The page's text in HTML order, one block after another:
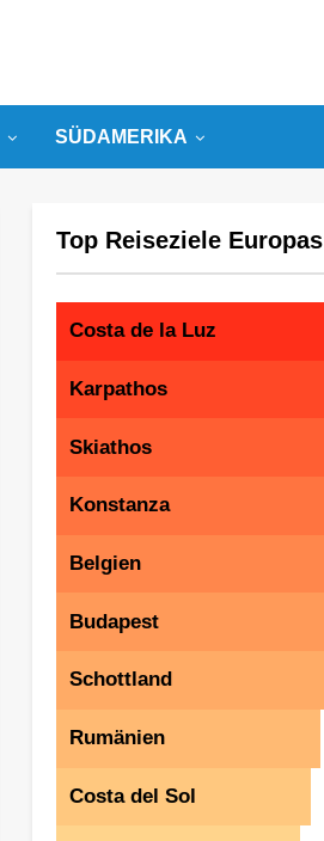
SÜDAMERIKA
Top Reiseziele Europas
Costa de la Luz
Karpathos
Skiathos
Konstanza
Belgien
Budapest
Schottland
Rumänien
Costa del Sol